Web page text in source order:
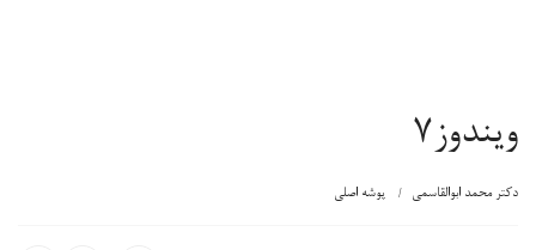
ویندوز7
دکتر محمد ابوالقاسمی پوشه اصلی